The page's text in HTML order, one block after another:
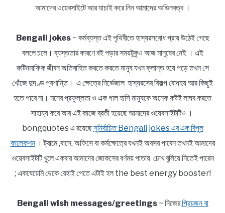
আমাদের ওয়েবসাইটে আর যাচাই করে নিন আমাদের অভিনবত্ব ।
Bengali jokes~ কর্মব্যস্ত এই পৃথিবীতে হাস্যরসবোধ প্রায় উঠেই গেছে
বললে চলে। ব্যস্ততার কারণে বই পড়ার সময়টুকুও আজ মানুষের নেই । এই
রুটিনমাফিক জীবন অতিবাহিত করতে করতে মানুষ যখন ক্লান্ত হয়ে পড়ে তখন সে
খোঁজে দুদণ্ড প্রশান্তি। এ ক্ষেত্রে নির্ভেজাল হাস্যরসের বিকল্প বোধহয় আর কিছুই
হতে পারে না। মনের প্রফুল্লতা ও এক গাল হাসি মানুষকে অনেক কষ্টই লাঘব করতে
সাহায্য করে আর এই কাজে ব্রতী হয়েছে আমাদের ওয়েবসাইটটিও ।
bongquotes এ রয়েছেসুনির্বাচিত Bengali jokes এর এক বিপুল
কালেকশন। ট্রামে ,বাসে, অফিসে বা কর্মক্ষেত্রে যখনই অবসর পাবেন তখনই আমাদের
ওয়েবসাইটটি খুলে একবার আমাদের জোকসের বর্ণময় পাতায় চোখ বুলিয়ে নিতেই পারেন
; একঘেয়েমি থেকে রেহাই পেতে এটাই হল the best energy booster!
Bengali wish messages/greetings~ নিজেরপ্রিয়জন বা